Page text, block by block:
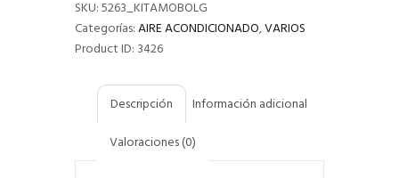
SMART
cantidad
SKU:5263_KITAMOBOLG
Categorías:AIRE ACONDICIONADO,VARIOS
Product ID: 3426
Descripción
Información adicional
Valoraciones (0)